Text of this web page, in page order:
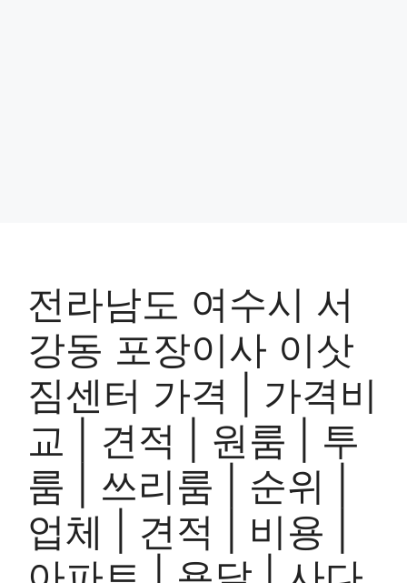
전라남도 여수시 서
강동 포장이사 이삿
짐센터 가격 | 가격비
교 | 견적 | 원룸 | 투
룸 | 쓰리룸 | 순위 |
업체 | 견적 | 비용 |